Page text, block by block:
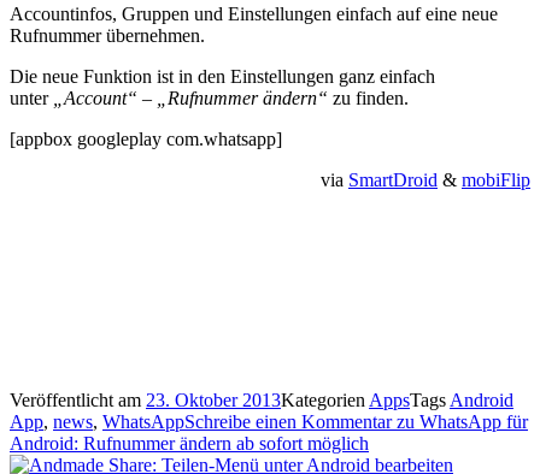
Accountinfos, Gruppen und Einstellungen einfach auf eine neue
Rufnummer übernehmen.
Die neue Funktion ist in den Einstellungen ganz einfach
unter
„Account“ – „Rufnummer ändern“ zu finden.
[appbox googleplay com.whatsapp]
via SmartDroid & mobiFlip
Veröffentlicht am 23. Oktober 2013Kategorien AppsTags Android
App, news, WhatsAppSchreibe einen Kommentarzu WhatsApp für
Android: Rufnummer ändern ab sofort möglich